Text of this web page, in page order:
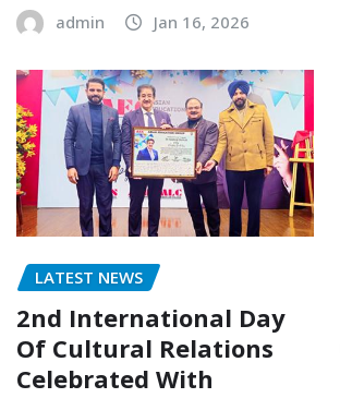
admin Jan 16, 2026
LATEST NEWS
2nd International Day
Of Cultural Relations
Celebrated With